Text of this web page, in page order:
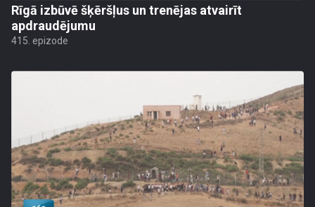
Rīgā izbūvē šķēršļus un trenējas atvairīt
apdraudējumu
415. epizode